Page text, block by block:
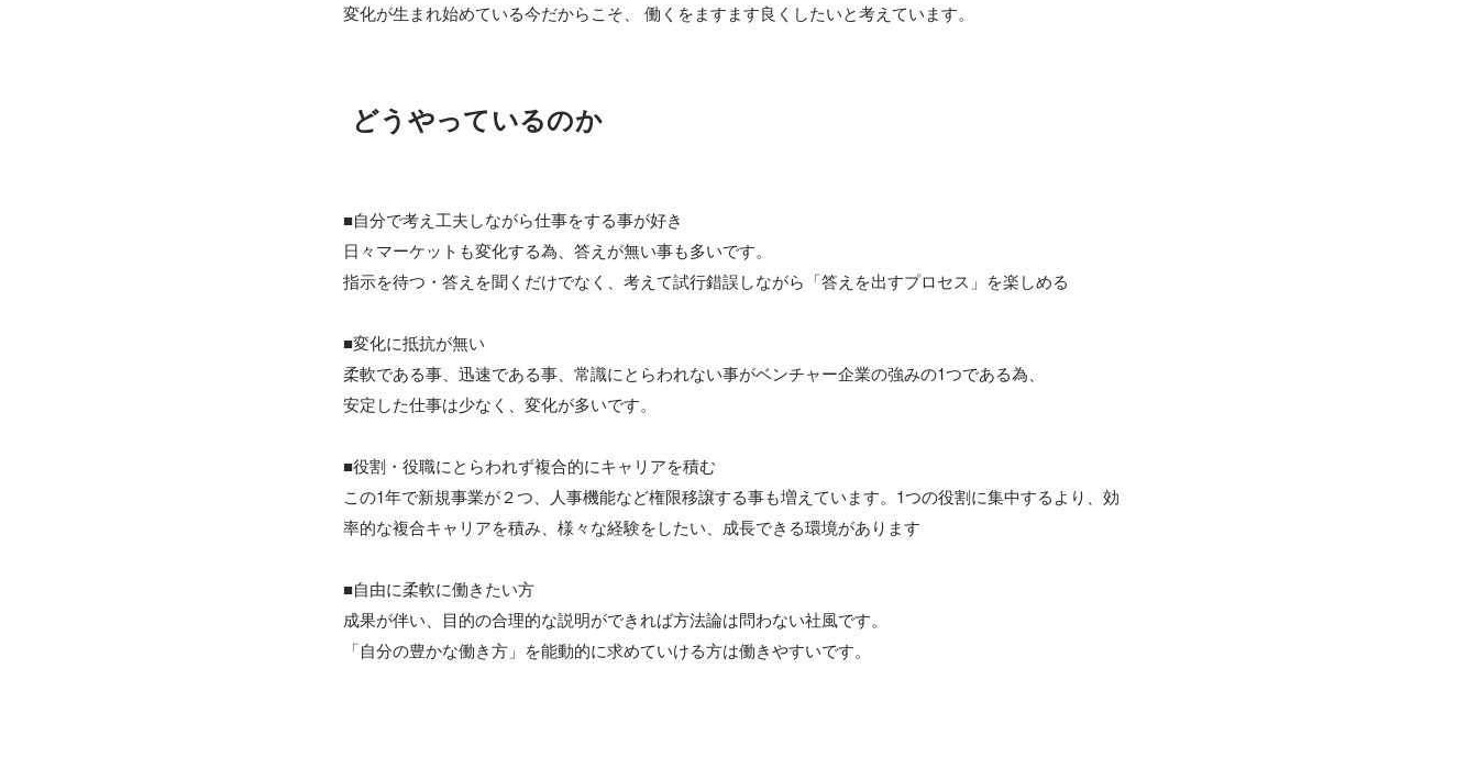
変化が生まれ始めている今だからこそ、 働くをますます良くしたいと考えています。
どうやっているのか
■自分で考え工夫しながら仕事をする事が好き
日々マーケットも変化する為、答えが無い事も多いです。
指示を待つ・答えを聞くだけでなく、考えて試行錯誤しながら「答えを出すプロセス」を楽しめる
■変化に抵抗が無い
柔軟である事、迅速である事、常識にとらわれない事がベンチャー企業の強みの1つである為、
安定した仕事は少なく、変化が多いです。
■役割・役職にとらわれず複合的にキャリアを積む
この1年で新規事業が２つ、人事機能など権限移譲する事も増えています。1つの役割に集中するより、効
率的な複合キャリアを積み、様々な経験をしたい、成長できる環境があります
■自由に柔軟に働きたい方
成果が伴い、目的の合理的な説明ができれば方法論は問わない社風です。
「自分の豊かな働き方」を能動的に求めていける方は働きやすいです。